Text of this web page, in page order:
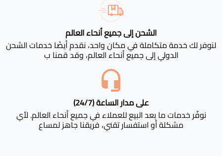
الشحن إلى جميع أنحاء العالم
لنوفر لك خدمة متكاملة في مكان واحد، نقدم أيضًا خدمات الشحن
الدولي إلى جميع أنحاء العالم، وقد قمنا ب
على مدار الساعة (24/7)
نوفّر خدمات ما بعد البيع للعملاء في جميع أنحاء العالم. لأي
مشكلة أو استفسار تقني، فريقنا جاهز لمساع